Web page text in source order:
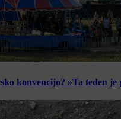
konvencijo? »Ta teden